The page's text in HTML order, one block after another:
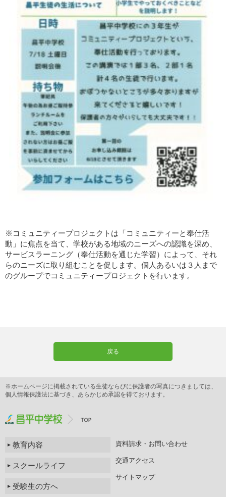
※コミュニティープロジェクトは「コミュニティーと奉仕活
動」に焦点を当て、学校がある地域のニーズへの認識を深め、
サービスラーニング（奉仕活動を通じた学習）によって、それ
らのニーズに取り組むことを促します。個人あるいは３人まで
のグループでコミュニティープロジェクトを行います。
戻る
※ホームページに掲載されている生徒ならびに保護者の写真につきましては、
個人情報保護法に基づき、あらかじめ承認を得ております。
教育内容
スクールライフ
受験生の方へ
資料請求・お問い合わせ
交通アクセス
サイトマップ